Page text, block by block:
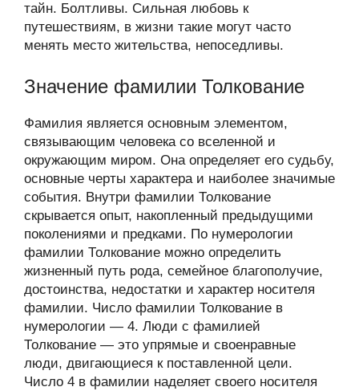
тайн. Болтливы. Сильная любовь к
путешествиям, в жизни такие могут часто
менять место жительства, непоседливы.
Значение фамилии Толкование
Фамилия является основным элементом,
связывающим человека со вселенной и
окружающим миром. Она определяет его судьбу,
основные черты характера и наиболее значимые
события. Внутри фамилии Толкование
скрывается опыт, накопленный предыдущими
поколениями и предками. По нумерологии
фамилии Толкование можно определить
жизненный путь рода, семейное благополучие,
достоинства, недостатки и характер носителя
фамилии. Число фамилии Толкование в
нумерологии — 4. Люди с фамилией
Толкование — это упрямые и своенравные
люди, двигающиеся к поставленной цели.
Число 4 в фамилии наделяет своего носителя